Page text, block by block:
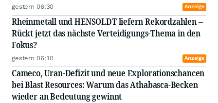
gestern 06:30 Anzeige
Rheinmetall und HENSOLDT liefern Rekordzahlen –
Rückt jetzt das nächste Verteidigungs-Thema in den
Fokus?
gestern 06:10 Anzeige
Cameco, Uran-Defizit und neue Explorationschancen
bei Blast Resources: Warum das Athabasca-Becken
wieder an Bedeutung gewinnt